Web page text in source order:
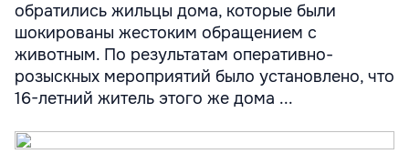
обратились жильцы дома, которые были
шокированы жестоким обращением с
животным. По результатам оперативно-
розыскных мероприятий было установлено, что
16-летний житель этого же дома ...